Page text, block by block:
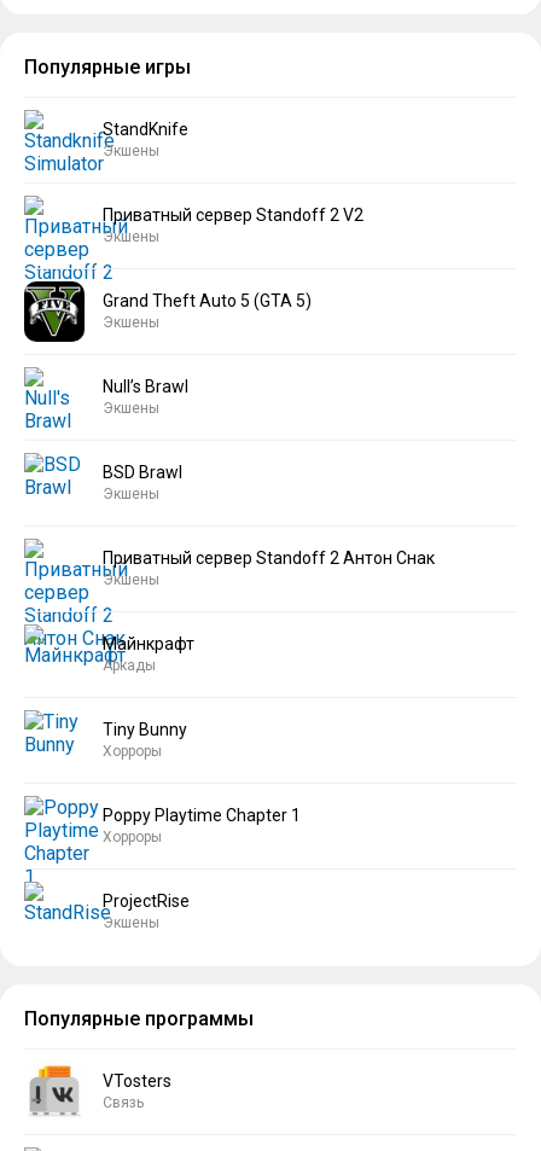
Популярные игры
StandKnife
Экшены
Приватный сервер Standoff 2 V2
Экшены
Grand Theft Auto 5 (GTA 5)
Экшены
Null’s Brawl
Экшены
BSD Brawl
Экшены
Приватный сервер Standoff 2 Антон Снак
Экшены
Майнкрафт
Аркады
Tiny Bunny
Хорроры
Poppy Playtime Chapter 1
Хорроры
ProjectRise
Экшены
Популярные программы
VTosters
Связь